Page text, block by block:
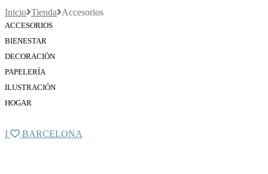
Inicio Tienda Accesorios
ACCESORIOS
BIENESTAR
DECORACIÓN
PAPELERÍA
ILUSTRACIÓN
HOGAR
I BARCELONA